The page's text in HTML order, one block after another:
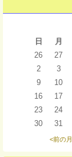
日
月
26
27
2
3
9
10
16
17
23
24
30
31
<前の月